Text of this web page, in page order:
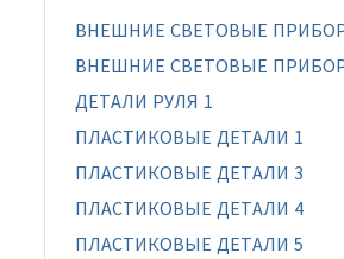
ВНЕШНИЕ СВЕТОВЫЕ
ВНЕШНИЕ СВЕТОВЫЕ
ДЕТАЛИ РУЛЯ 1
ПЛАСТИКОВЫЕ ДЕТАЛИ 1
ПЛАСТИКОВЫЕ ДЕТАЛИ 3
ПЛАСТИКОВЫЕ ДЕТАЛИ 4
ПЛАСТИКОВЫЕ ДЕТАЛИ 5